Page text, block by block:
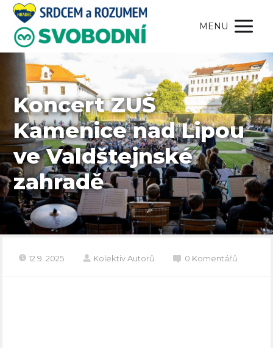
MENU
Koncert ZUŠ
Kamenice nad Lipou
ve Valdštejnské
zahradě
12.9. 2025 Kolektiv Autorů 0 Komentářů